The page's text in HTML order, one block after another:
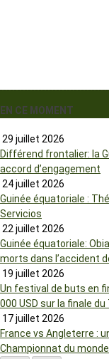
EN CE MOMENT
29 juillet 2026
Différend frontalier: la
accord d’engagement
24 juillet 2026
Guinée équatoriale :
Servicios
22 juillet 2026
Guinée équatoriale:
morts dans l’accident
19 juillet 2026
Un festival de buts en
000 USD sur la finale
17 juillet 2026
France vs Angleterre :
Championnat du monde